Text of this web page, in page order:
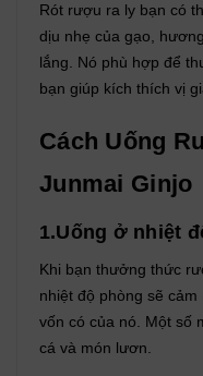
Rót rượu ra ly bạn có
dịu nhẹ của gạo,
lắng. Nó phù hợp để
bạn giúp kích thích vị
Cách Uống
Junmai Ginjo
1.Uống ở nhiệt
Khi bạn thưởng thức
nhiệt độ phòng sẽ
vốn có của nó. Một số
cá và món lươn.